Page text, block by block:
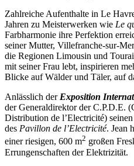
Zahlreiche Aufenthalte in Le
Jahren zu Meisterwerken wie Le
Farbharmonie ihre Perfektion
seiner Mutter, Villefranche-sur-
die Regionen Limousin und
mit seiner Frau lebt, inspirieren
Blicke auf Wälder und Täler, auf
Anlässlich der Exposition
der Generaldirektor der C.P.D.E.
Distribution de l’Electricité)
des Pavillon de l’Electricité. Jean
einer riesigen, 600 m2 großen
Errungenschaften der Elektrizität.